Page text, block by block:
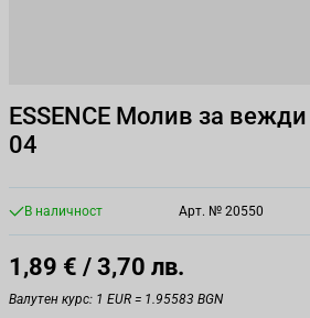
ESSENCE Молив за вежди
04
В наличност Арт. № 20550
1,89 € / 3,70 лв.
Валутен курс: 1 EUR = 1.95583 BGN